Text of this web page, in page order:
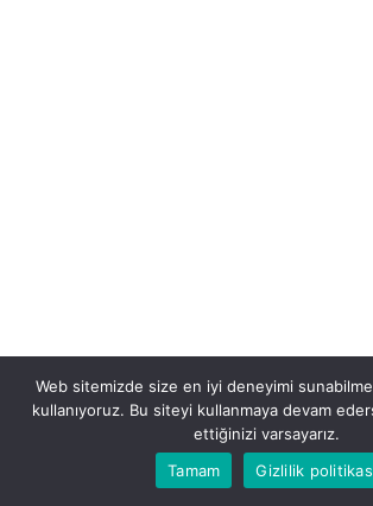
Web sitemizde size en iyi deneyimi
kullanıyoruz. Bu siteyi kullanmaya devam
ettiğinizi varsayarız.
Tamam
Gizlilik